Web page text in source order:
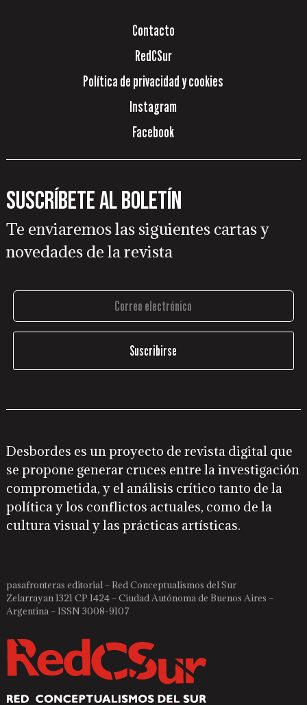
Contacto
RedCSur
Política de privacidad y cookies
Instagram
Facebook
Suscríbete al boletín
Te enviaremos las siguientes cartas y
novedades de la revista
Desbordes es un proyecto de revista digital que
se propone generar cruces entre la investigación
comprometida, y el análisis crítico tanto de la
política y los conflictos actuales, como de la
cultura visual y las prácticas artísticas.
pasafronteras editorial – Red Conceptualismos del Sur
Zelarrayan 1321 CP 1424 – Ciudad Autónoma de Buenos Aires –
Argentina – ISSN 3008-9107